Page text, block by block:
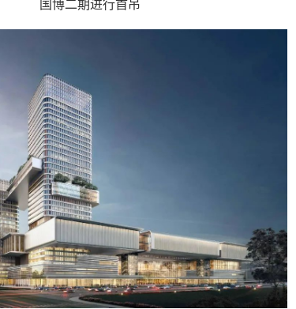
国博二期进行首吊